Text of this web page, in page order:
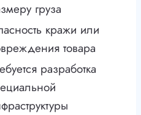
груза
кражи или
товара
разработка